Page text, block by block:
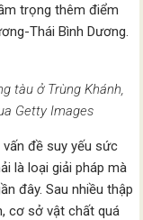
trọng thêm điểm
Thái Bình Dương.
tàu ở Trùng Khánh,
Getty Images
đề suy yếu sức
là loại giải pháp mà
đây. Sau nhiều thập
cơ sở vật chất quá